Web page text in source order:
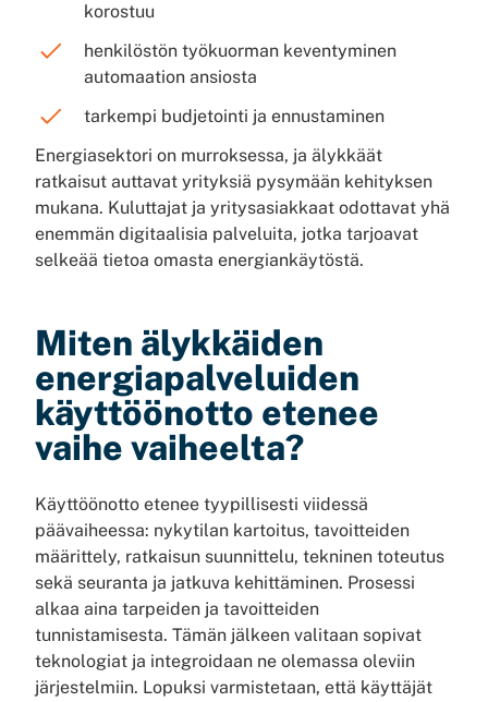
korostuu
henkilöstön työkuorman keventyminen
automaation ansiosta
tarkempi budjetointi ja ennustaminen
Energiasektori on murroksessa, ja älykkäät
ratkaisut auttavat yrityksiä pysymään kehityksen
mukana. Kuluttajat ja yritysasiakkaat odottavat yhä
enemmän digitaalisia palveluita, jotka tarjoavat
selkeää tietoa omasta energiankäytöstä.
Miten älykkäiden
energiapalveluiden
käyttöönotto etenee
vaihe vaiheelta?
Käyttöönotto etenee tyypillisesti viidessä
päävaiheessa: nykytilan kartoitus, tavoitteiden
määrittely, ratkaisun suunnittelu, tekninen toteutus
sekä seuranta ja jatkuva kehittäminen. Prosessi
alkaa aina tarpeiden ja tavoitteiden
tunnistamisesta. Tämän jälkeen valitaan sopivat
teknologiat ja integroidaan ne olemassa oleviin
järjestelmiin. Lopuksi varmistetaan, että käyttäjät